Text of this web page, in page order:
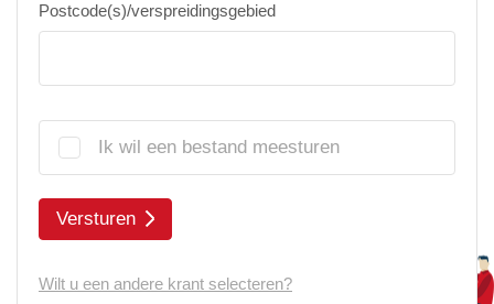
Postcode(s)/verspreidingsgebied
Ik wil een bestand meesturen
Versturen
Wilt u een andere krant selecteren?